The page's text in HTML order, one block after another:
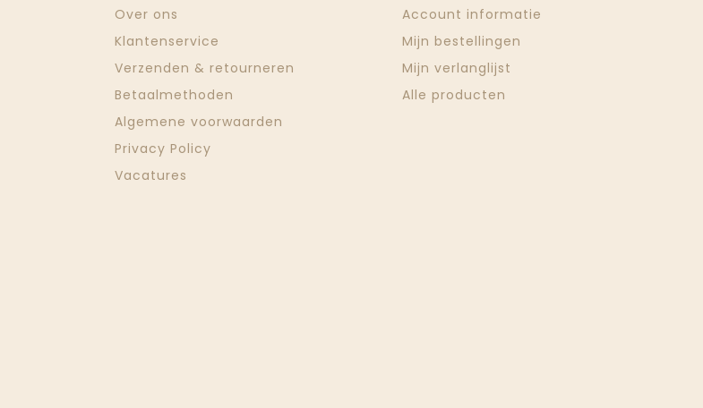
Over ons
Klantenservice
Verzenden & retourneren
Betaalmethoden
Algemene voorwaarden
Privacy Policy
Vacatures
Account informatie
Mijn bestellingen
Mijn verlanglijst
Alle producten